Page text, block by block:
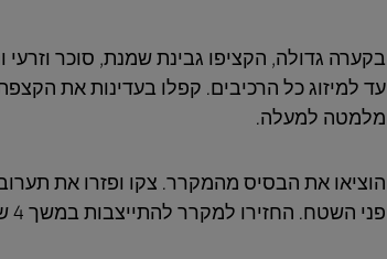
בקערה גדולה, הקציפו גבינת שמנת, סוכר וזרעי
עד למיזוג כל הרכיבים. קפלו בעדינות את
מלמטה למעלה.
הוציאו את הבסיס מהמקרר. צקו ופזרו את
פני השטח. החזירו למקרר להתייצבות במשך 4 שעות לפחות.